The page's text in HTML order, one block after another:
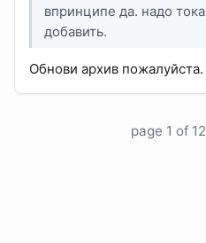
впринципе да. надо
добавить.
Обнови архив пожалуйста.
page 1 of 12